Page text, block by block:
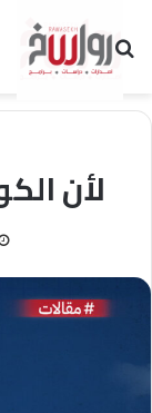
بحث عن
لأن